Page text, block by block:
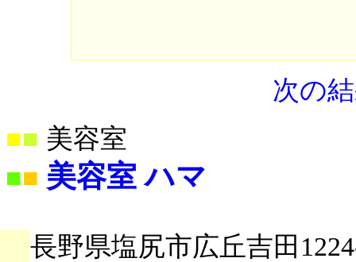
次の
■ 美容室
■■ 美容室 ハマ
長野県塩尻市広丘吉田